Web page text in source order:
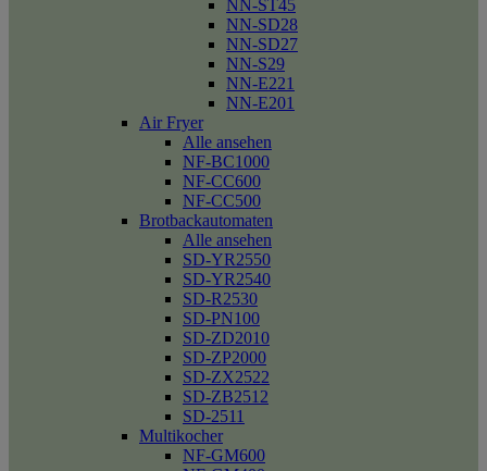
NN-ST45
NN-SD28
NN-SD27
NN-S29
NN-E221
NN-E201
Air Fryer
Alle ansehen
NF-BC1000
NF-CC600
NF-CC500
Brotbackautomaten
Alle ansehen
SD-YR2550
SD-YR2540
SD-R2530
SD-PN100
SD-ZD2010
SD-ZP2000
SD-ZX2522
SD-ZB2512
SD-2511
Multikocher
NF-GM600